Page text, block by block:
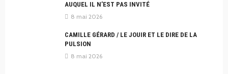
AUQUEL IL N’EST PAS INVITÉ
8 mai 2026
CAMILLE GÉRARD / LE JOUIR ET LE DIRE DE LA
PULSION
8 mai 2026